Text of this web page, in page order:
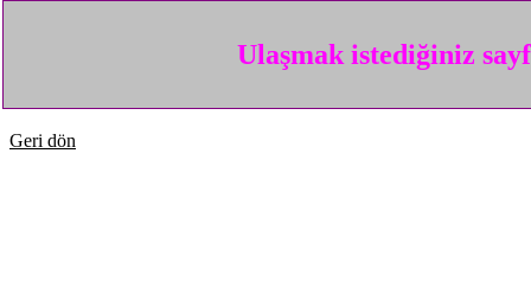
Ulaşmak istediğiniz
Geri dön